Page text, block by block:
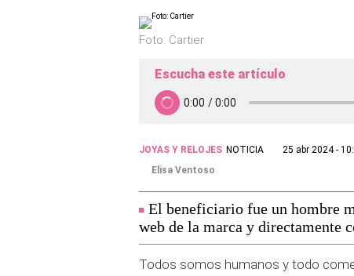
Foto: Cartier
Escucha este artículo
JOYAS Y RELOJES NOTICIA
25 abr 2024 -
Elisa Ventoso
El beneficiario fue un hombre
web de la marca y directamente
Todos somos humanos y todo